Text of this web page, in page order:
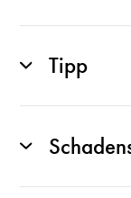
Tipp